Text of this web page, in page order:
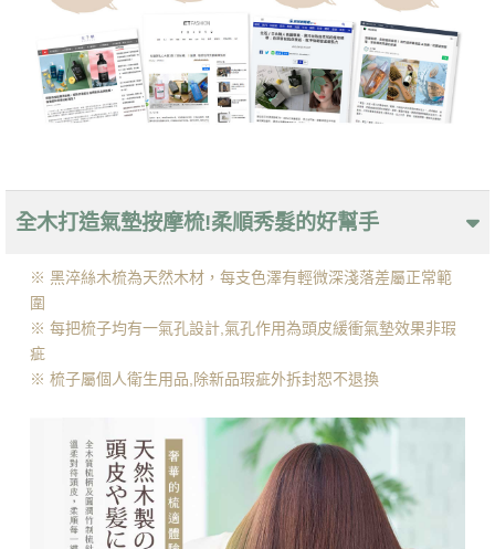
全木打造氣墊按摩梳!柔順秀髮的好幫手
※ 黑淬絲木梳為天然木材，每支色澤有輕微深淺落差屬正常範
圍
※ 每把梳子均有一氣孔設計,氣孔作用為頭皮緩衝氣墊效果非瑕
疵
※ 梳子屬個人衛生用品,除新品瑕疵外拆封恕不退換